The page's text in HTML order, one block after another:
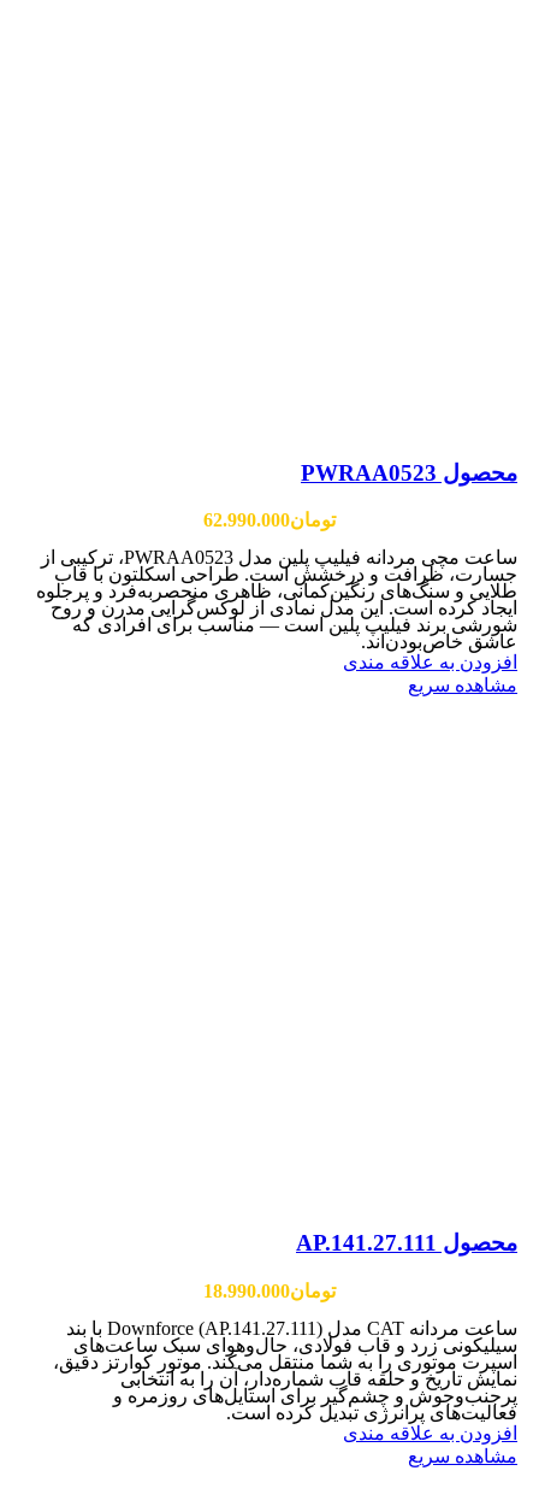
محصول PWRAA0523
تومان62.990.000
ساعت مچی مردانه فیلیپ پلین مدل PWRAA0523، ترکیبی از
جسارت، ظرافت و درخشش است. طراحی اسکلتون با قاب
طلایی و سنگ‌های رنگین‌کمانی، ظاهری منحصربه‌فرد و پرجلوه
ایجاد کرده است. این مدل نمادی از لوکس‌گرایی مدرن و روح
شورشی برند فیلیپ پلین است — مناسب برای افرادی که
عاشق خاص‌بودن‌اند.
افزودن به علاقه مندی
مشاهده سریع
محصول AP.141.27.111
تومان18.990.000
ساعت مردانه CAT مدل Downforce (AP.141.27.111) با بند
سیلیکونی زرد و قاب فولادی، حال‌وهوای سبک ساعت‌های
اسپرت موتوری را به شما منتقل می‌کند. موتور کوارتز دقیق،
نمایش تاریخ و حلقه قاب شماره‌دار، آن را به انتخابی
پرجنب‌وجوش و چشم‌گیر برای استایل‌های روزمره و
فعالیت‌های پرانرژی تبدیل کرده است.
افزودن به علاقه مندی
مشاهده سریع